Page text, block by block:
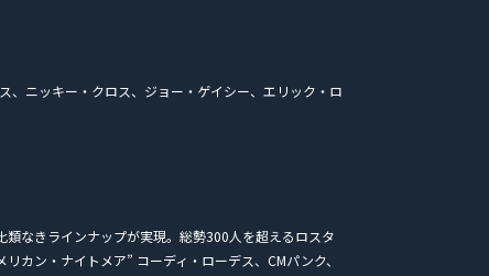
、ニッキー・クロス、ジョー・ゲイシー、エリック・ロ
類なきラインナップが実現。総勢300人を超えるロスタ
カン・ナイトメア” コーディ・ローデス、CMパンク、